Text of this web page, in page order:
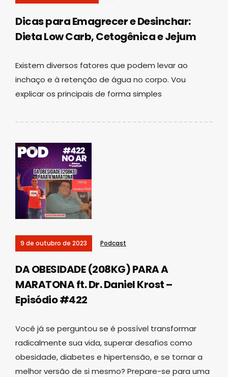
Dicas para Emagrecer e Desinchar:
Dieta Low Carb, Cetogênica e Jejum
Existem diversos fatores que podem levar ao
inchaço e à retenção de água no corpo. Vou
explicar os principais de forma simples
9 de outubro de 2023 Podcast
DA OBESIDADE (208KG) PARA A
MARATONA ft. Dr. Daniel Krost –
Episódio #422
Você já se perguntou se é possível transformar
radicalmente sua vida, superar desafios como
obesidade, diabetes e hipertensão, e se tornar a
melhor versão de si mesmo? Prepare-se para uma